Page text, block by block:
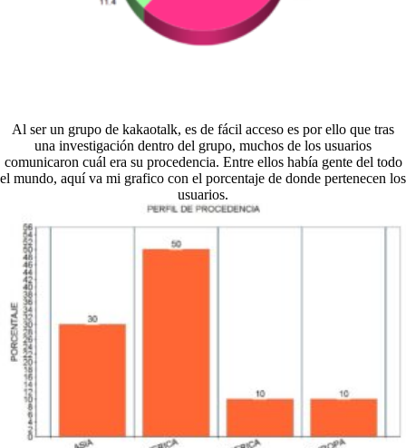
Al ser un grupo de kakaotalk, es de fácil acceso es por ello que tras
una investigación dentro del grupo, muchos de los usuarios
comunicaron cuál era su procedencia. Entre ellos había gente del todo
el mundo, aquí va mi grafico con el porcentaje de donde pertenecen los
usuarios.